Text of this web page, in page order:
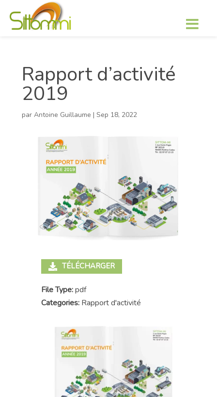
Rapport d’activité
2019
par Antoine Guillaume | Sep 18, 2022
TÉLÉCHARGER
File Type:pdf
Categories: Rapport d'activité